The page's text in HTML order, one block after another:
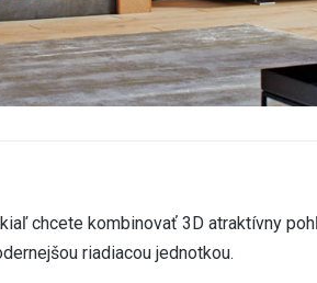
chcete kombinovať 3D atraktívny
riadiacou jednotkou.